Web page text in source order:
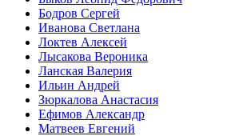
Бодров Сергей
Иванова Светлана
Локтев Алексей
Лысакова Вероника
Ланская Валерия
Ильин Андрей
Зюркалова Анастасия
Ефимов Александр
Матвеев Евгений